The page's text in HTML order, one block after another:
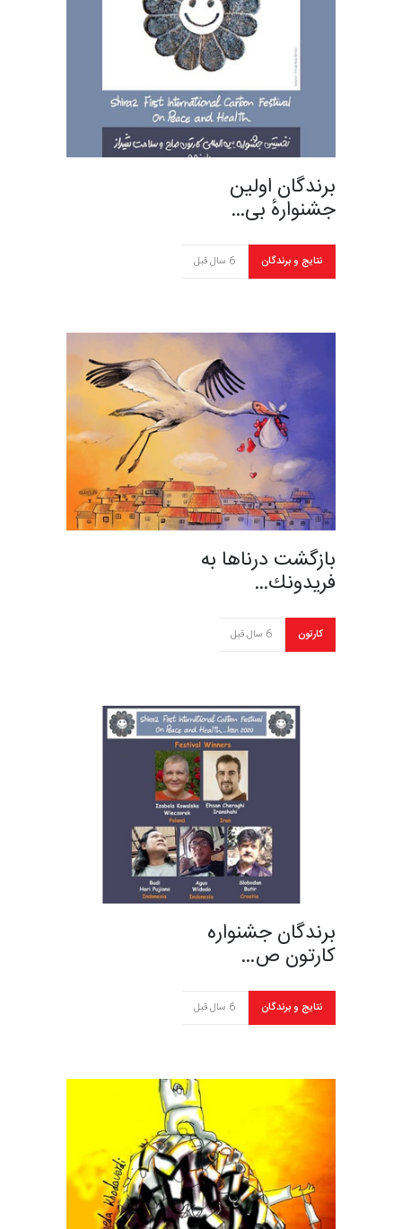
برندگان اولین
جشنوارهٔ بی…
نتایج و برندگان 6 سال قبل
بازگشت درناها به
فريدونك…
کارتون 6 سال قبل
برندگان جشنواره
کارتون ص…
نتایج و برندگان 6 سال قبل